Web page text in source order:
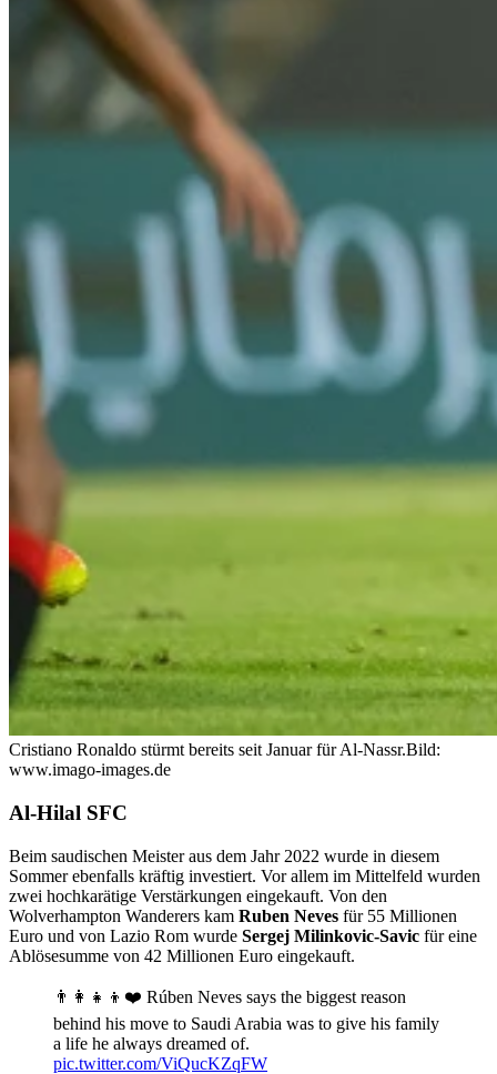
Cristiano Ronaldo stürmt bereits seit Januar für Al-Nassr.Bild:
www.imago-images.de
Al-Hilal SFC
Beim saudischen Meister aus dem Jahr 2022 wurde in diesem
Sommer ebenfalls kräftig investiert. Vor allem im Mittelfeld wurden
zwei hochkarätige Verstärkungen eingekauft. Von den
Wolverhampton Wanderers kam Ruben Neves für 55 Millionen
Euro und von Lazio Rom wurde Sergej Milinkovic-Savic für eine
Ablösesumme von 42 Millionen Euro eingekauft.
👨‍👩‍👧‍👦❤️ Rúben Neves says the biggest reason
behind his move to Saudi Arabia was to give his family
a life he always dreamed of.
pic.twitter.com/ViQucKZqFW